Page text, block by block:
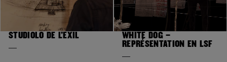
STUDIOLO DE L’EXIL
WHITE DOG –
REPRÉSENTATION EN LSF